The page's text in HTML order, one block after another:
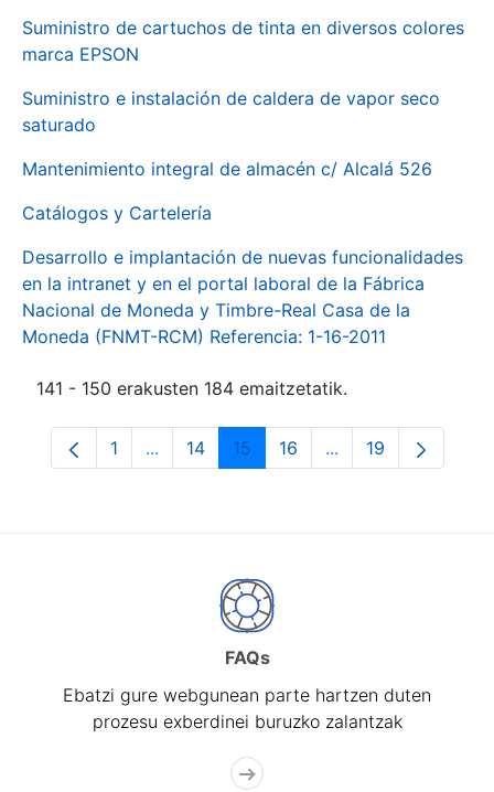
Suministro de cartuchos de tinta en diversos colores
marca EPSON
Suministro e instalación de caldera de vapor seco
saturado
Mantenimiento integral de almacén c/ Alcalá 526
Catálogos y Cartelería
Desarrollo e implantación de nuevas funcionalidades
en la intranet y en el portal laboral de la Fábrica
Nacional de Moneda y Timbre-Real Casa de la
Moneda (FNMT-RCM) Referencia: 1-16-2011
141 - 150 erakusten 184 emaitzetatik.
Orrialdea
1 ...Intermediate Pages Use TAB to navigate.
Orrialdea
14 Orrialdea
15 Orrialdea
16 ...Intermediate
Orrialdea
19
FAQs
Ebatzi gure webgunean parte hartzen duten
prozesu exberdinei buruzko zalantzak